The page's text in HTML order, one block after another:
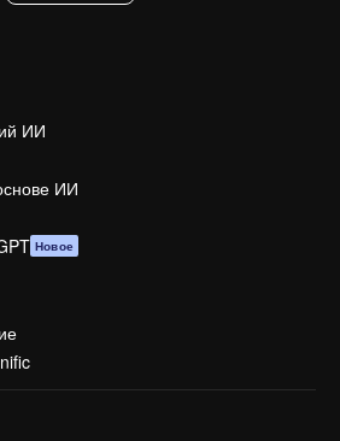
ИИ
ИИ
Новое